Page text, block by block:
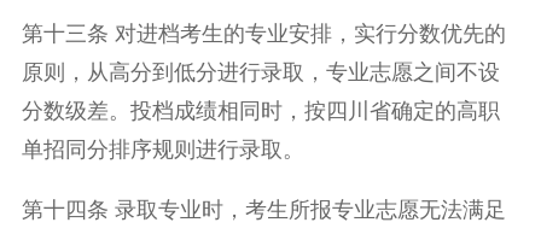
第十三条 对进档考生的专业安排，实行分数优先的
原则，从高分到低分进行录取，专业志愿之间不设
分数级差。投档成绩相同时，按四川省确定的高职
单招同分排序规则进行录取。
第十四条 录取专业时，考生所报专业志愿无法满足